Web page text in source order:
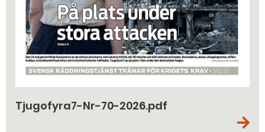
Tjugofyra7-Nr-70-2026.pdf